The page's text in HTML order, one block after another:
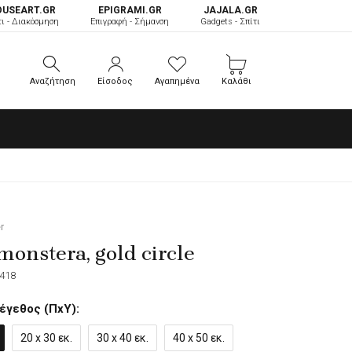
- Διακόσμηση
ΕPIGRAMI.GR
Επιγραφή - Σήμανση
JAJALA.GR
Gadgets - Σπίτι
Αναζήτηση Είσοδος Αγαπημένα Καλάθι
gold circle
(ΠxΥ):
20 x 30 εκ. 30 x 40 εκ. 40 x 50 εκ.